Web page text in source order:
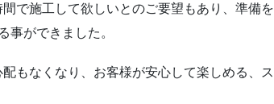
で施工して欲しいとのご要望もあり、準備を
事ができました。
もなくなり、お客様が安心して楽しめる、ス